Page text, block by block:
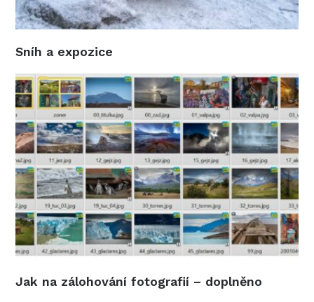
Sníh a expozice
Jak na zálohování fotografií – doplněno